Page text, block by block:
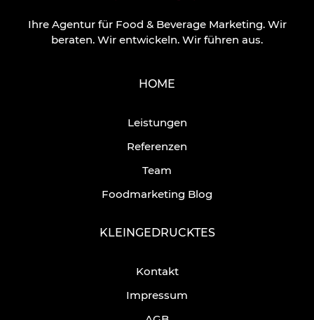
Ihre Agentur für Food & Beverage Marketing. Wir
beraten. Wir entwickeln. Wir führen aus.
HOME
Leistungen
Referenzen
Team
Foodmarketing Blog
KLEINGEDRUCKTES
Kontakt
Impressum